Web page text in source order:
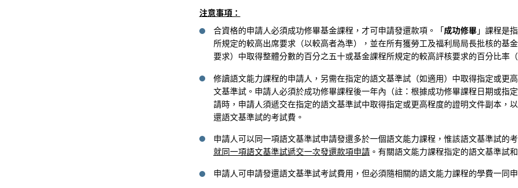
注意事項：
合資格的申請人必須成功修畢基金課程，才可申請發還款項。「成功修畢」課程是
所規定的較高出席要求（以較高者為準），並在所有獲勞工及福利局局長批核的基
要求）中取得整體分數的百分之五十或基金課程所規定的較高評核要求的百分比率
修讀語文能力課程的申請人，另需在指定的語文基準試（如適用）中取得指定或更
文基準試。申請人必須於成功修畢課程後一年內（註：根據成功修畢課程日期或指
請時，申請人須遞交在指定的語文基準試中取得指定或更高程度的證明文件副本，
還語文基準試的考試費。
申請人可以同一項語文基準試申請發還多於一個語文能力課程，惟該語文基準試的
就同一項語文基準試遞交一次發還款項申請。有關語文能力課程指定的語文基準試
申請人可申請發還語文基準試考試費用，但必須隨相關的語文能力課程的學費一同申